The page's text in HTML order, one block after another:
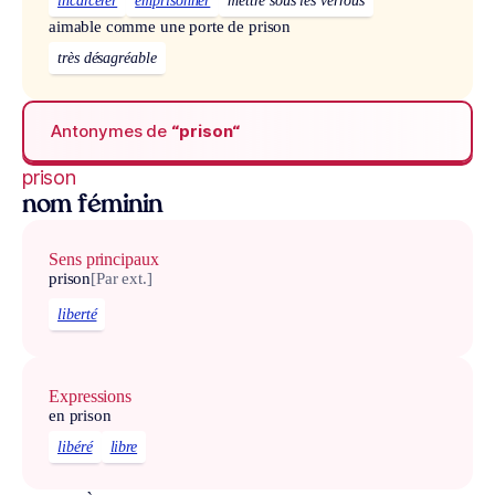
aimable comme une porte de prison
très désagréable
Antonymes de “prison“
prison
nom féminin
Sens principaux
prison[Par ext.]
liberté
Expressions
en prison
libéré libre